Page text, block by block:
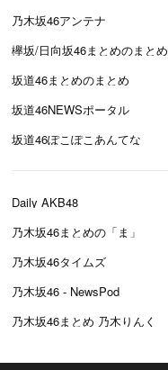
乃木坂46アンテナ
欅坂/日向坂46まとめのまとめ
坂道46まとめのまとめ
坂道46NEWSポータル
坂道46ぽこぽこあんてな
Daily AKB48
乃木坂46まとめの「ま」
乃木坂46タイムズ
乃木坂46 - NewsPod
乃木坂46まとめ 乃木りんく